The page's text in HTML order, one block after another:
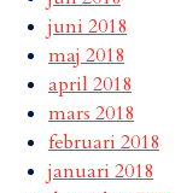
juni 2018
maj 2018
april 2018
mars 2018
februari 2018
januari 2018